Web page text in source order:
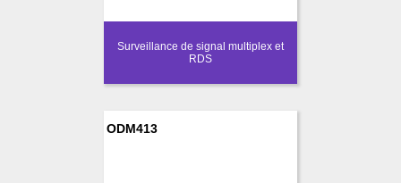
Surveillance de signal multiplex et
RDS
ODM413